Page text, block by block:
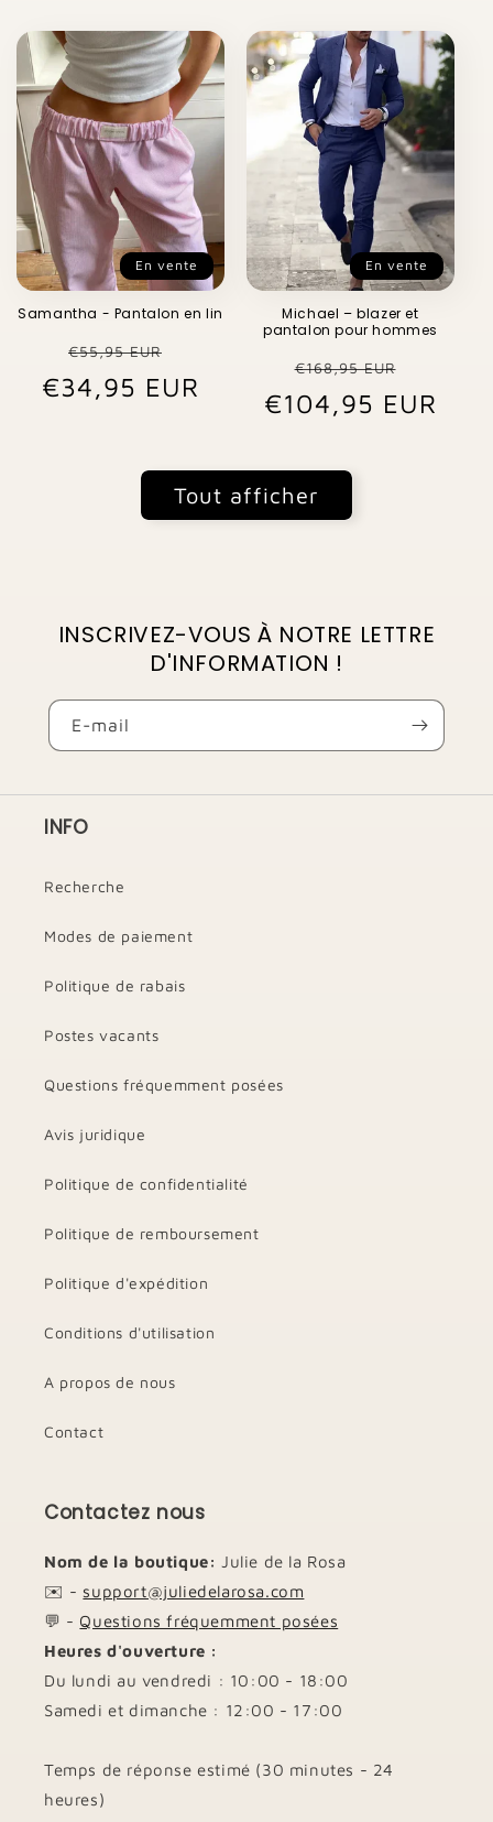
En vente
Samantha - Pantalon en lin
Prix
habituel
€55,95 EUR
promotionnel
€34,95 EUR
En vente
Michael – blazer et
pantalon pour hommes
Prix
habituel
€168,95 EUR
€104,95 EUR
Tout afficher
INSCRIVEZ-VOUS À NOTRE LETTRE
D'INFORMATION !
E-mail
INFO
Recherche
Modes de paiement
Politique de rabais
Postes vacants
Questions fréquemment posées
Avis juridique
Politique de confidentialité
Politique de remboursement
Politique d'expédition
Conditions d'utilisation
A propos de nous
Contact
Contactez nous
Nom de la boutique: Julie de la Rosa
✉️ - support@juliedelarosa.com
💬 - Questions fréquemment posées
Heures d'ouverture :
Du lundi au vendredi : 10:00 - 18:00
Samedi et dimanche : 12:00 - 17:00
Temps de réponse estimé (30 minutes - 24
heures)